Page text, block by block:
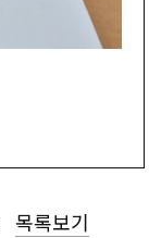
목록보기